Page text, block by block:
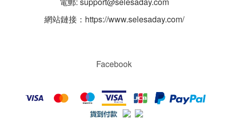
網站鏈接：https://www.selesaday.com/
Facebook